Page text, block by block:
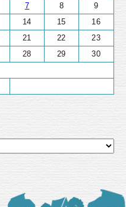
7 8
9
14 15
16
21 22
23
28 29
30